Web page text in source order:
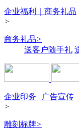
企业福利｜商务礼品
>
商务礼品>
送客户随手礼
企业印务 | 广告宣传
>
雕刻标牌>